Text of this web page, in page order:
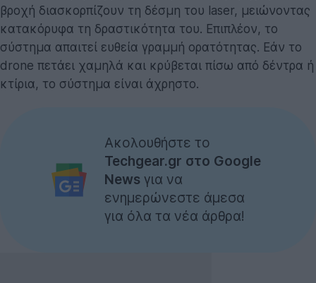
βροχή διασκορπίζουν τη δέσμη του laser, μειώνοντας
κατακόρυφα τη δραστικότητα του. Επιπλέον, το
σύστημα απαιτεί ευθεία γραμμή ορατότητας. Εάν το
drone πετάει χαμηλά και κρύβεται πίσω από δέντρα ή
κτίρια, το σύστημα είναι άχρηστο.
Ακολουθήστε το
Techgear.gr στο Google
News για να
ενημερώνεστε άμεσα
για όλα τα νέα άρθρα!